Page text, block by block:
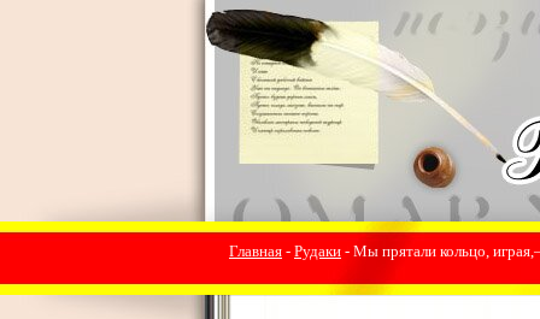
Главная - Рудаки - Мы прятали кольцо,